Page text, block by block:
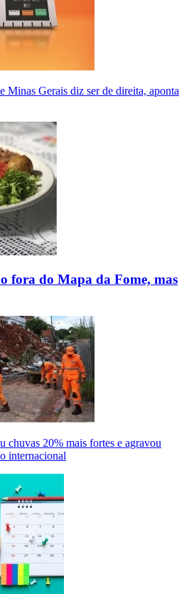
Minas Gerais diz ser de direita, aponta
fora do Mapa da Fome, mas
chuvas 20% mais fortes e agravou
internacional